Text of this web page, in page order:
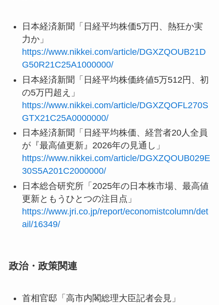
日本経済新聞「日経平均株価5万円、熱狂か実
力か」
https://www.nikkei.com/article/DGXZQOUB21D
G50R21C25A1000000/
日本経済新聞「日経平均株価終値5万512円、初
の5万円超え」
https://www.nikkei.com/article/DGXZQOFL270S
GTX21C25A0000000/
日本経済新聞「日経平均株価、経営者20人全員
が『最高値更新』2026年の見通し」
https://www.nikkei.com/article/DGXZQOUB029E
30S5A201C2000000/
日本総合研究所「2025年の日本株市場、最高値
更新ともうひとつの注目点」
https://www.jri.co.jp/report/economistcolumn/det
ail/16349/
政治・政策関連
首相官邸「高市内閣総理大臣記者会見」